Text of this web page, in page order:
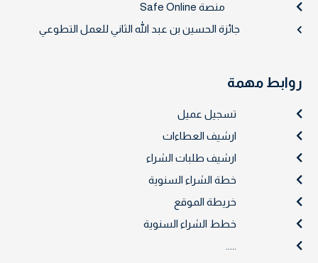
منصة Safe Online
جائزة الحسين بن عبد الله الثاني للعمل التطوعي
روابط مهمة
تسجيل عميل
ارشيف العطاءات
ارشيف طلبات الشراء
خطة الشراء السنوية
خريطة الموقع
خطط الشراء السنوية